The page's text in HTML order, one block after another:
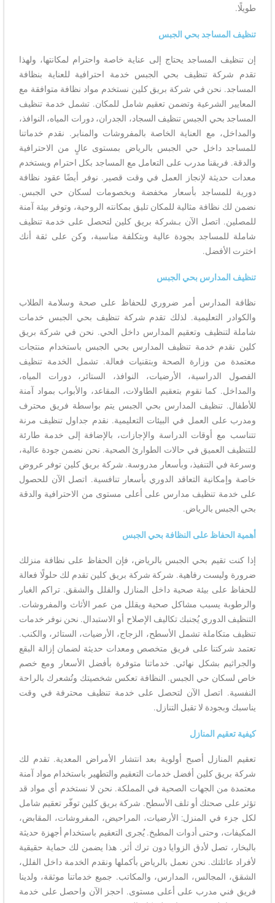
طويلًا.
تنظيف المساجد بحي الجبس
إن تنظيف المساجد يحتاج إلى عناية خاصة واحترام لمكانتها، ولهذا
تقدم شركة تنظيف بحي الجبس خدمة احترافية للعناية بنظافة
المساجد. نحن في شركة بريق كلين نستخدم مواد نظافة متوافقة مع
المعايير الشرعية وتضمن تعقيم شامل للمكان. تشمل خدمة تنظيف
المساجد بحي الجبس تنظيف السجاد، الجدران، دورات المياه، النوافذ،
والمداخل، مع العناية الخاصة بالمفروشات والمنابر. نقدم خدماتنا
للمساجد داخل حي الجبس بالرياض بمستوى عالٍ من الاحترافية
والدقة. فريقنا مدرب على التعامل مع المساجد بكل احترام ويستخدم
معدات حديثة لإنجاز العمل في وقت قصير. نوفر أيضًا عقود نظافة
دورية للمساجد بأسعار مخفضة وبخصومات لسكان حي الجبس.
نضمن لك نظافة مثالية للمكان تليق بمكانته الروحية، وتوفر بيئة آمنة
للمصلين. اتصل الآن بـشركة بريق كلين لتحصل على خدمة تنظيف
شاملة للمساجد بجودة عالية وبتكلفة مناسبة، وكن على ثقة أنك
اخترت الأفضل.
تنظيف المدارس بحي الجبس
نظافة المدارس أمر ضروري للحفاظ على صحة وسلامة الطلاب
والكوادر التعليمية. لذلك تقدم شركة تنظيف بحي الجبس خدمات
شاملة لتنظيف وتعقيم المدارس داخل الحي. نحن في شركة بريق
كلين نقدم خدمة تنظيف المدارس بحي الجبس باستخدام منتجات
معتمدة من وزارة الصحة وبتقنيات فعالة. تشمل الخدمة تنظيف
الفصول الدراسية، الأرضيات، النوافذ، الستائر، دورات المياه،
والمداخل. كما نقوم بتعقيم الطاولات، المقاعد، والأبواب بمواد آمنة
للأطفال. تنظيف المدارس بحي الجبس يتم بواسطة فريق محترف
ومدرب على العمل في البيئات التعليمية. نقدم جداول تنظيف مرنة
تتناسب مع أوقات الدراسة والإجازات، بالإضافة إلى خدمة طارئة
للتنظيف العميق في حالات الطوارئ الصحية. نحن نضمن جودة عالية،
وسرعة في التنفيذ، وبأسعار مدروسة. شركة بريق كلين توفر عروض
خاصة وإمكانية التعاقد الدوري بأسعار تنافسية. اتصل الآن للحصول
على خدمة تنظيف مدارس على أعلى مستوى من الاحترافية والدقة
بحي الجبس بالرياض.
أهمية الحفاظ على النظافة بحي الجبس
إذا كنت تقيم بحي الجبس بالرياض، فإن الحفاظ على نظافة منزلك
ضرورة وليست رفاهية. شركة شركة بريق كلين تقدم لك حلولًا فعالة
للحفاظ على بيئة صحية داخل المنازل والفلل والشقق. تراكم الغبار
والرطوبة يسبب مشاكل صحية ويقلل من عمر الأثاث والمفروشات.
التنظيف الدوري يُجنبك تكاليف الإصلاح أو الاستبدال. نحن نوفر خدمات
تنظيف متكاملة تشمل الأسطح، الزجاج، الأرضيات، الستائر، والكنب.
تعتمد شركتنا على فريق متخصص ومعدات حديثة لضمان إزالة البقع
والجراثيم بشكل نهائي. خدماتنا متوفرة بأفضل الأسعار ومع خصم
خاص لسكان حي الجبس. النظافة تعكس شخصيتك وتُشعرك بالراحة
النفسية. اتصل الآن لتحصل على خدمة تنظيف محترفة في وقت
يناسبك وبجودة لا تقبل التنازل.
كيفية تعقيم المنازل
تعقيم المنازل أصبح أولوية بعد انتشار الأمراض المعدية. تقدم لك
شركة بريق كلين أفضل خدمات التعقيم والتطهير باستخدام مواد آمنة
معتمدة من الجهات الصحية في المملكة. نحن لا نستخدم أي مواد قد
تؤثر على صحتك أو تلف الأسطح. شركة بريق كلين توفّر تعقيم شامل
لكل جزء في المنزل: الأرضيات، المراحيض، المفروشات، المقابض،
المكيفات، وحتى أدوات المطبخ. يُجرى التعقيم باستخدام أجهزة حديثة
بالبخار، تصل لأدق الزوايا دون ترك أثر. هذا يضمن لك حماية حقيقية
لأفراد عائلتك. نحن نعمل بالرياض بأكملها ونقدم الخدمة داخل الفلل،
الشقق، المجالس، المدارس، والمكاتب. جميع خدماتنا موثقة، ولدينا
فريق فني مدرب على أعلى مستوى. احجز الآن واحصل على خدمة